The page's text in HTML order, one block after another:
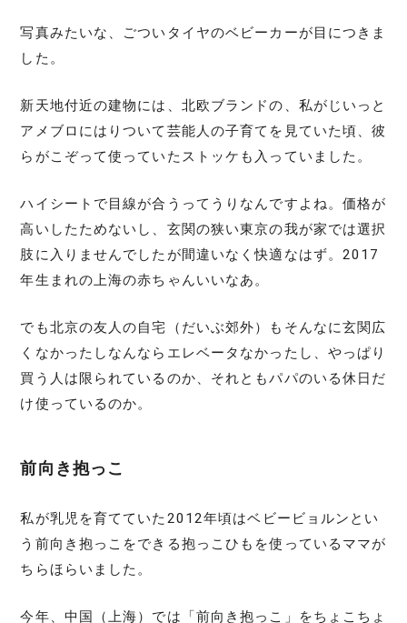
写真みたいな、ごついタイヤのベビーカーが目につきま
した。
新天地付近の建物には、北欧ブランドの、私がじいっと
アメブロにはりついて芸能人の子育てを見ていた頃、彼
らがこぞって使っていたストッケも入っていました。
ハイシートで目線が合うってうりなんですよね。価格が
高いしたためないし、玄関の狭い東京の我が家では選択
肢に入りませんでしたが間違いなく快適なはず。2017
年生まれの上海の赤ちゃんいいなあ。
でも北京の友人の自宅（だいぶ郊外）もそんなに玄関広
くなかったしなんならエレベータなかったし、やっぱり
買う人は限られているのか、それともパパのいる休日だ
け使っているのか。
前向き抱っこ
私が乳児を育てていた2012年頃はベビービョルンとい
う前向き抱っこをできる抱っこひもを使っているママが
ちらほらいました。
今年、中国（上海）では「前向き抱っこ」をちょこちょ